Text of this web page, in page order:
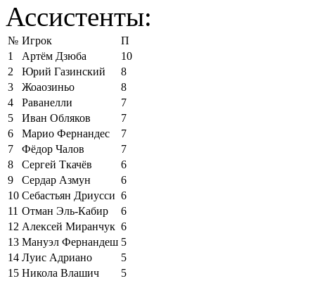
Ассистенты:
№ Игрок
П
1
Артём Дзюба
10
2
Юрий Газинский
8
3
Жоаозиньо
8
4
Раванелли
7
5
Иван Обляков
7
6
Марио Фернандес
7
7
Фёдор Чалов
7
8
Сергей Ткачёв
6
9
Сердар Азмун
6
10 Себастьян Дриусси 6
11 Отман Эль-Кабир
6
12 Алексей Миранчук 6
13 Мануэл Фернандеш 5
14 Луис Адриано
5
15 Никола Влашич 5